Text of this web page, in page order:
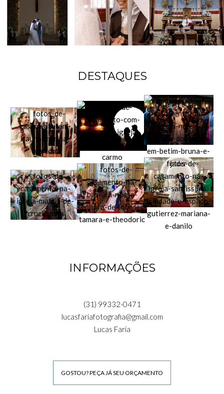
DESTAQUES
INFORMAÇÕES
(31) 99332-0471
lucasfariafotografia@gmail.com
Lucas Faria
GOSTOU? PEÇA JÁ SEU ORÇAMENTO